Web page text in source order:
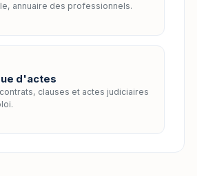
annuaire des professionnels.
d'actes
clauses et actes judiciaires